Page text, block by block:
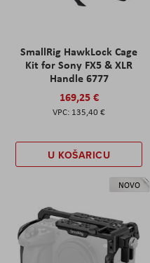
SmallRig HawkLock Cage
Kit for Sony FX5 & XLR
Handle 6777
169,25 €
135,40 €
U KOŠARICU
NOVO